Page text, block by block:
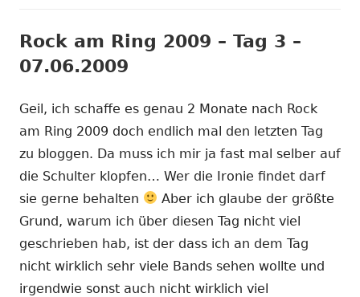
Rock am Ring 2009 – Tag 3 –
07.06.2009
Geil, ich schaffe es genau 2 Monate nach Rock
am Ring 2009 doch endlich mal den letzten Tag
zu bloggen. Da muss ich mir ja fast mal selber auf
die Schulter klopfen… Wer die Ironie findet darf
sie gerne behalten
Aber ich glaube der größte
Grund, warum ich über diesen Tag nicht viel
geschrieben hab, ist der dass ich an dem Tag
nicht wirklich sehr viele Bands sehen wollte und
irgendwie sonst auch nicht wirklich viel